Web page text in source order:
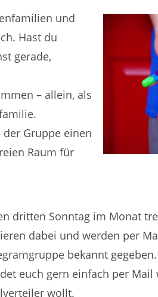
und
Hast du
gerade,
– allein, als
Gruppe einen
Raum für
dritten Sonntag im Monat
dabei und werden per
bekannt gegeben.
euch gern einfach per Mail
wollt.